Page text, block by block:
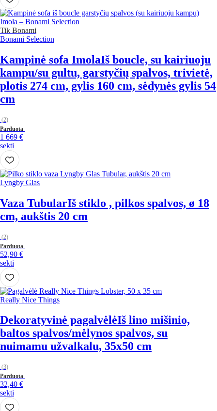
Tik Bonami
Bonami Selection
Kampinė sofa ImolaIš boucle, su kairiuoju
kampu/su gultu, garstyčių spalvos, trivietė,
plotis 274 cm, gylis 160 cm, sėdynės gylis 54
cm
(2)
Parduota
1 669 €
sekti
Lyngby Glas
Vaza TubularIš stiklo , pilkos spalvos, ø 18
cm, aukštis 20 cm
(2)
Parduota
52,90 €
sekti
Really Nice Things
Dekoratyvinė pagalvėlėIš lino mišinio,
baltos spalvos/mėlynos spalvos, su
nuimamu užvalkalu, 35x50 cm
(3)
Parduota
32,40 €
sekti